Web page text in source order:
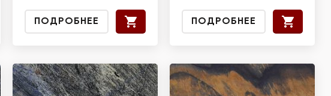
ПОДРОБНЕЕ ПОДРОБНЕЕ